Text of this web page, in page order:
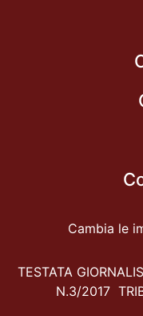
Cambia le
TESTATA
N.3/2017